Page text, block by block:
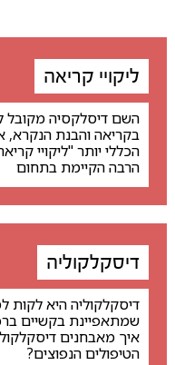
ליקויי קריאה
השם דיסלקסיה מקובל
בקריאה והבנת הנקרא,
הכללי יותר "ליקויי
הרבה הקיימת בתחום
דיסקלקוליה
דיסקלקוליה היא לקות
שמתאפיינת בקשיים
איך מאבחנים
הטיפולים הנפוצים?